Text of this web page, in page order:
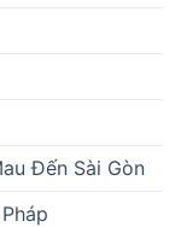
Đến Sài Gòn